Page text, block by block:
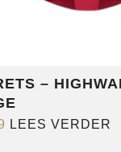
–
LEES VERDER